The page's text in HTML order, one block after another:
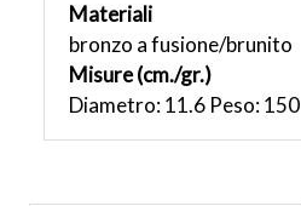
Materiali
bronzo a fusione/brunito
Misure (cm./gr.)
Diametro: 11.6 Peso: 150